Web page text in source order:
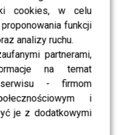
cookies, w celu
funkcji
analizy ruchu.
partnerami,
na temat
- firmom
i
je z dodatkowymi
i ja
Zawsze
sobie
niż